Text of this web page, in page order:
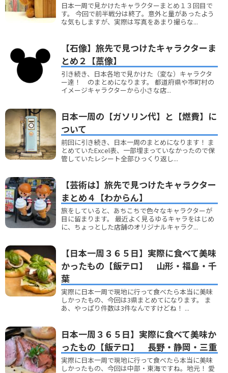
日本一周で見かけたキャラクターまとめ１３回目で
す。 今回で前半戦分は終了。意外と量があったよう
な気もしますが、実際は写真をあまり撮らな...
【石像】旅先で見つけたキャラクターま
とめ２【藁像】
引き続き、日本各地で見かけた（変な）キャラクタ
ー達！ のまとめになります。 都道府県や市町村の
イメージキャラクターから小さな店...
日本一周の【ガソリン代】と【燃費】に
ついて
前回に引き続き、日本一周のまとめになります！ ま
とめていたExcel表、一部埋まっていなかったので保
管していたレシート全部ひっくり返し...
【芸術は】旅先で見つけたキャラクター
まとめ４【わからん】
旅をしていると、あちこちで色々なキャラクターが
目に留まります。 最近よく見るゆるキャラをはじめ
に、ちょっとした店舗のオリジナルキャラク...
【日本一周３６５日】実際に食べて美味
かったもの【飯テロ】 山形・福島・千
葉
実際に日本一周で現地に行って食べたら本当に美味
しかったもの、今回は3県まとめてになります。 ま
あ、やっぱり件数は3件なんですけどね！ ...
日本一周３６５日】実際に食べて美味か
ったもの【飯テロ】 長野・静岡・三重
実際に日本一周で現地に行って食べたら本当に美味
しかったもの、今回は中部・東海ですね。地元！ 愛